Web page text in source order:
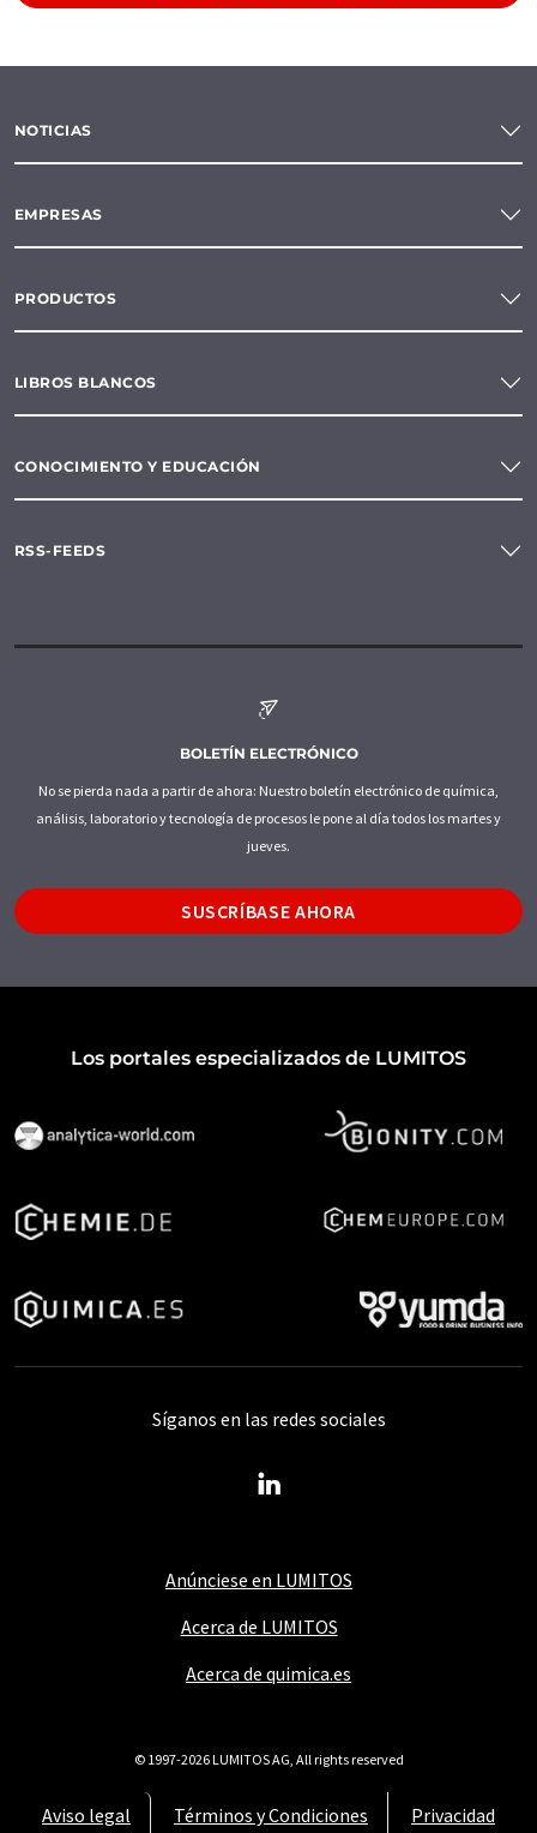
NOTICIAS
EMPRESAS
PRODUCTOS
LIBROS BLANCOS
CONOCIMIENTO Y EDUCACIÓN
RSS-FEEDS
BOLETÍN ELECTRÓNICO
No se pierda nada a partir de ahora: Nuestro boletín electrónico de química,
análisis, laboratorio y tecnología de procesos le pone al día todos los martes y
jueves.
SUSCRÍBASE AHORA
Los portales especializados de LUMITOS
Anúnciese en LUMITOS
Acerca de LUMITOS
Acerca de quimica.es
Aviso legal Términos y Condiciones Privacidad
Síganos en las redes sociales
© 1997-2026 LUMITOS AG, All rights reserved